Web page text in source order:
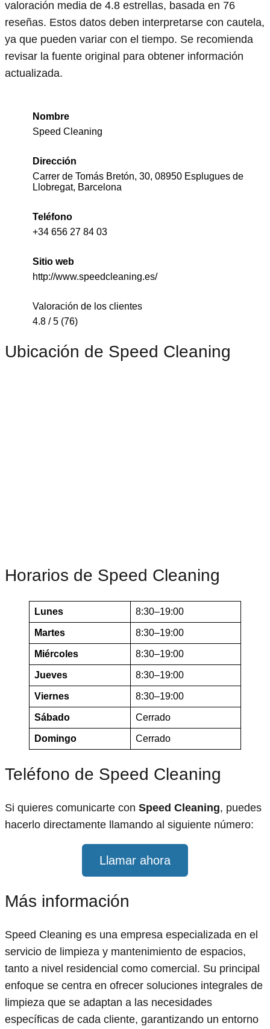
valoración media de 4.8 estrellas, basada en 76
reseñas. Estos datos deben interpretarse con cautela,
ya que pueden variar con el tiempo. Se recomienda
revisar la fuente original para obtener información
actualizada.
Nombre
Speed Cleaning
Dirección
Carrer de Tomás Bretón, 30, 08950 Esplugues de
Llobregat, Barcelona
Teléfono
+34 656 27 84 03
Sitio web
http://www.speedcleaning.es/
Valoración de los clientes
4.8 / 5 (76)
Ubicación de Speed Cleaning
Horarios de Speed Cleaning
Lunes 8:30–19:00
Martes 8:30–19:00
Miércoles 8:30–19:00
Jueves 8:30–19:00
Viernes 8:30–19:00
Sábado Cerrado
Domingo Cerrado
Teléfono de Speed Cleaning
Si quieres comunicarte con Speed Cleaning, puedes
hacerlo directamente llamando al siguiente número:
Llamar ahora
Más información
Speed Cleaning es una empresa especializada en el
servicio de limpieza y mantenimiento de espacios,
tanto a nivel residencial como comercial. Su principal
enfoque se centra en ofrecer soluciones integrales de
limpieza que se adaptan a las necesidades
específicas de cada cliente, garantizando un entorno